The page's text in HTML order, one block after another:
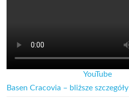
YouTube
Basen Cracovia – bliższe szczegóły